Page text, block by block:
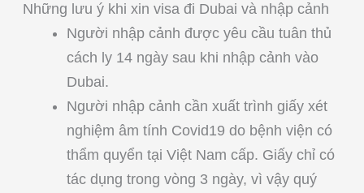
Những lưu ý khi xin visa đi Dubai và nhập cảnh
Người nhập cảnh được yêu cầu tuân thủ
cách ly 14 ngày sau khi nhập cảnh vào
Dubai.
Người nhập cảnh cần xuất trình giấy xét
nghiệm âm tính Covid19 do bệnh viện có
thẩm quyển tại Việt Nam cấp. Giấy chỉ có
tác dụng trong vòng 3 ngày, vì vậy quý